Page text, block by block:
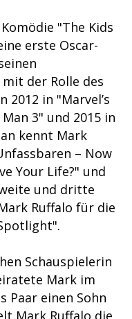
"The Kids
erste Oscar-
der Rolle des
2012 in "Marvel’s
3" und 2015 in
kennt Mark
– Now
Your Life?" und
und dritte
Ruffalo für die
Schauspielerin
Mark im
Paar einen Sohn
Mark Ruffalo die